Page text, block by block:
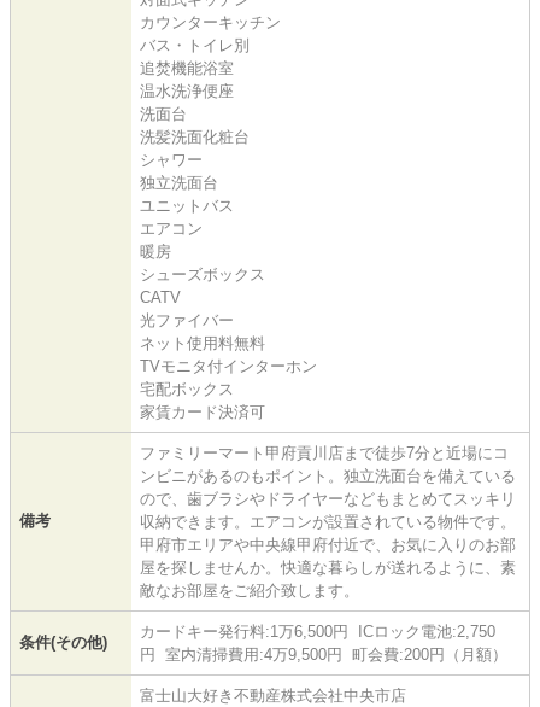
カウンターキッチン
バス・トイレ別
追焚機能浴室
温水洗浄便座
洗面台
洗髪洗面化粧台
シャワー
独立洗面台
ユニットバス
エアコン
暖房
シューズボックス
CATV
光ファイバー
ネット使用料無料
TVモニタ付インターホン
宅配ボックス
家賃カード決済可
備考
ファミリーマート甲府貢川店まで徒歩7分と近場にコ
ンビニがあるのもポイント。独立洗面台を備えている
ので、歯ブラシやドライヤーなどもまとめてスッキリ
収納できます。エアコンが設置されている物件です。
甲府市エリアや中央線甲府付近で、お気に入りのお部
屋を探しませんか。快適な暮らしが送れるように、素
敵なお部屋をご紹介致します。
条件(その他)
カードキー発行料:1万6,500円 ICロック電池:2,750
円 室内清掃費用:4万9,500円 町会費:200円（月額）
富士山大好き不動産株式会社中央市店